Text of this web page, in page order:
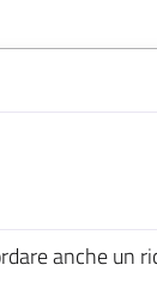
anche un